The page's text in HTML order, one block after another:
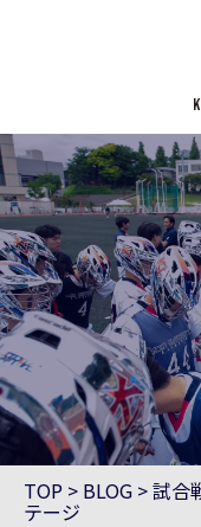
TOP > BLOG >試合
テージ